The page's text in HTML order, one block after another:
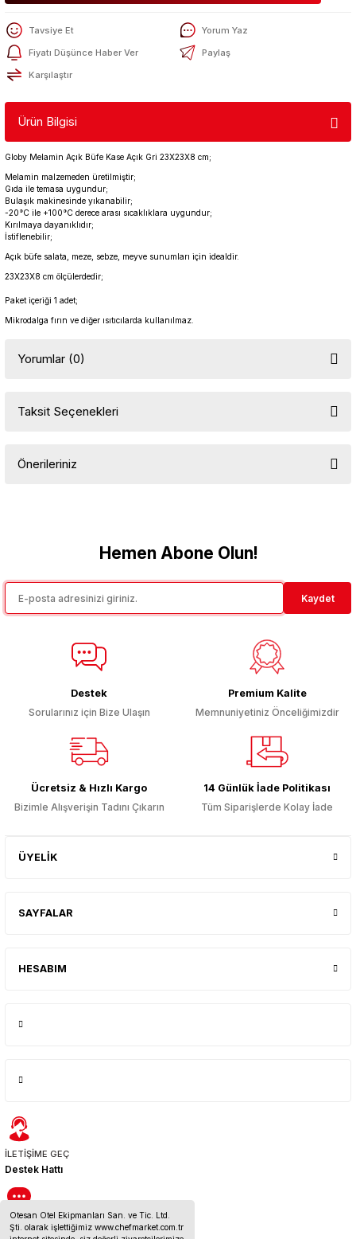
Otesan Otel Ekipmanları San. ve Tic. Ltd.
Şti. olarak işlettiğimiz www.chefmarket.com.tr
Tavsiye Et
Yorum Yaz
Fiyatı Düşünce Haber Ver
Paylaş
Karşılaştır
Ürün Bilgisi
Globy Melamin Açık Büfe Kase Açık Gri 23X23X8 cm;
Melamin malzemeden üretilmiştir;
Gıda ile temasa uygundur;
Bulaşık makinesinde yıkanabilir;
-20°C ile +100°C derece arası sıcaklıklara uygundur;
Kırılmaya dayanıklıdır;
İstiflenebilir;
Açık büfe salata, meze, sebze, meyve sunumları için idealdir.
23X23X8 cm ölçülerdedir;
Paket içeriği 1 adet;
Mikrodalga fırın ve diğer ısıtıcılarda kullanılmaz.
Yorumlar (0)
Taksit Seçenekleri
Önerileriniz
Görüş ve önerileriniz için teşekkür ederiz.
Ürün resmi kalitesiz, bozuk veya görüntülenemiyor.
Ürün fiyatı diğer sitelerden daha pahalı.
Hemen Abone Olun!
Kaydet
Destek
Sorularınız için Bize Ulaşın
Premium Kalite
Memnuniyetiniz Önceliğimizdir
Ücretsiz & Hızlı Kargo
Bizimle Alışverişin Tadını Çıkarın
14 Günlük İade Politikası
Tüm Siparişlerde Kolay İade
ÜYELİK
SAYFALAR
HESABIM
İLETİŞİME GEÇ
Destek Hattı
BİZE ULAŞIN